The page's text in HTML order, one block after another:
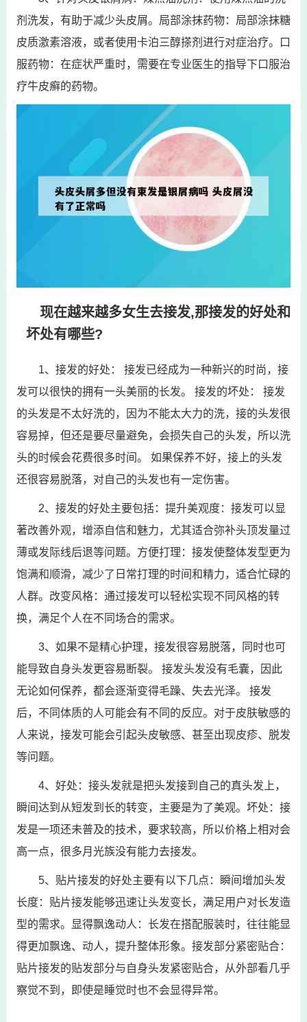
剂洗发，有助于减少头皮屑。局部涂抹药物：局部涂抹糖
皮质激素溶液，或者使用卡泊三醇搽剂进行对症治疗。口
服药物：在症状严重时，需要在专业医生的指导下口服治
疗牛皮癣的药物。
现在越来越多女生去接发,那接发的好处和
坏处有哪些?
1、接发的好处： 接发已经成为一种新兴的时尚，接
发可以很快的拥有一头美丽的长发。 接发的坏处： 接发
的头发是不太好洗的，因为不能太大力的洗，接的头发很
容易掉，但还是要尽量避免，会损失自己的头发，所以洗
头的时候会花费很多时间。 如果保养不好，接上的头发
还很容易脱落，对自己的头发也有一定伤害。
2、接发的好处主要包括：提升美观度：接发可以显
著改善外观，增添自信和魅力，尤其适合弥补头顶发量过
薄或发际线后退等问题。方便打理：接发使整体发型更为
饱满和顺滑，减少了日常打理的时间和精力，适合忙碌的
人群。改变风格：通过接发可以轻松实现不同风格的转
换，满足个人在不同场合的需求。
3、如果不是精心护理，接发很容易脱落，同时也可
能导致自身头发更容易断裂。 接发头发没有毛囊，因此
无论如何保养，都会逐渐变得毛躁、失去光泽。 接发
后，不同体质的人可能会有不同的反应。对于皮肤敏感的
人来说，接发可能会引起头皮敏感、甚至出现皮疹、脱发
等问题。
4、好处：接头发就是把头发接到自己的真头发上，
瞬间达到从短发到长的转变，主要是为了美观。坏处：接
发是一项还未普及的技术，要求较高，所以价格上相对会
高一点，很多月光族没有能力去接发。
5、贴片接发的好处主要有以下几点：瞬间增加头发
长度：贴片接发能够迅速让头发变长，满足用户对长发造
型的需求。显得飘逸动人：长发在搭配服装时，往往能显
得更加飘逸、动人，提升整体形象。接发部分紧密贴合：
贴片接发的贴发部分与自身头发紧密贴合，从外部看几乎
察觉不到，即使是睡觉时也不会显得异常。